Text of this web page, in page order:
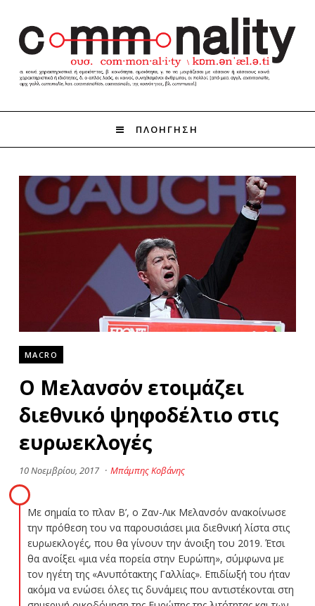
ΠΛΟΗΓΗΣΗ
MACRO
Ο Μελανσόν ετοιμάζει
διεθνικό ψηφοδέλτιο στις
ευρωεκλογές
10 Νοεμβρίου, 2017 · Μπάμπης Κοβάνης
Με σημαία το πλαν Β’, ο Ζαν-Λικ Μελανσόν ανακοίνωσε
την πρόθεση του να παρουσιάσει μια διεθνική λίστα στις
ευρωεκλογές, που θα γίνουν την άνοιξη του 2019. Έτσι
θα ανοίξει «μια νέα πορεία στην Ευρώπη», σύμφωνα με
τον ηγέτη της «Ανυπότακτης Γαλλίας». Επιδίωξή του ήταν
ακόμα να ενώσει όλες τις δυνάμεις που αντιστέκονται στη